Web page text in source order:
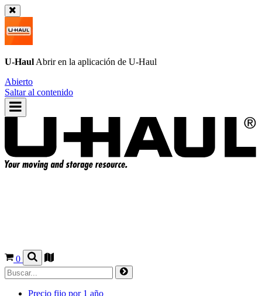
U-Haul Abrir en la aplicación de U-Haul
Abierto
Saltar al contenido
0
Precio fijo por 1 año